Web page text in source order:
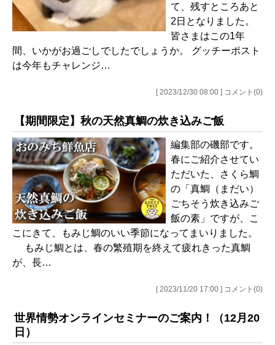
て、残すところあと
2日となりました。
皆さまはこの1年
間、いかがお過ごしでしたでしょうか。 グッチーポスト
は今年もチャレンジ…
[ 2023/12/30 08:00 ] コメント(0)
【期間限定】秋の天然真鯛の炊き込みご飯
編集部の磯部です。
春にご紹介させてい
ただいた、さくら鯛
の「真鯛（まだい）
ごちそう炊き込みご
飯の素」ですが、こ
こにきて、もみじ鯛のいい季節になってまいりました。
もみじ鯛とは、春の繁殖期を終えて疲れきった真鯛
が、長…
[ 2023/11/20 17:00 ] コメント(0)
世界情勢オンラインセミナーのご案内！（12月20
日）